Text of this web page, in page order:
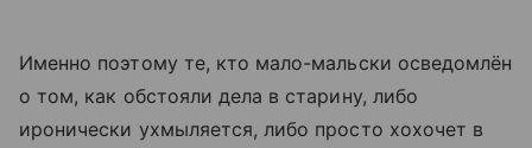
Именно поэтому те, кто мало-мальски осведомлён
о том, как обстояли дела в старину, либо
иронически ухмыляется, либо просто хохочет в